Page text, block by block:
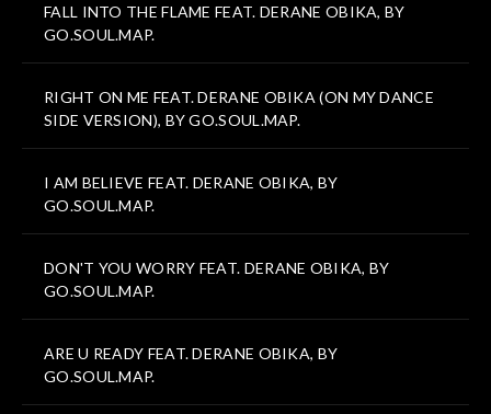
FALL INTO THE FLAME FEAT. DERANE OBIKA, BY
GO.SOUL.MAP.
RIGHT ON ME FEAT. DERANE OBIKA (ON MY DANCE
SIDE VERSION), BY GO.SOUL.MAP.
I AM BELIEVE FEAT. DERANE OBIKA, BY
GO.SOUL.MAP.
DON'T YOU WORRY FEAT. DERANE OBIKA, BY
GO.SOUL.MAP.
ARE U READY FEAT. DERANE OBIKA, BY
GO.SOUL.MAP.